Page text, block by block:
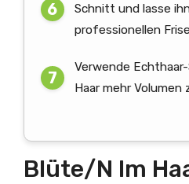
Schnitt und lasse
professionellen
Verwende
Haar mehr Volumen
Blüte/n Im